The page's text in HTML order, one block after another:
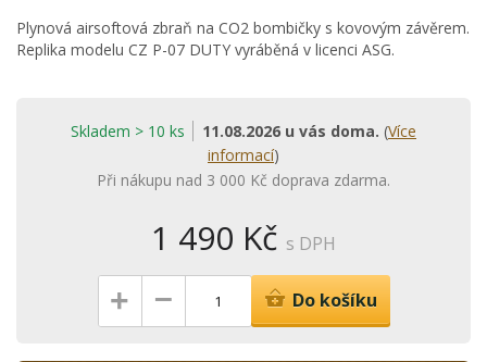
Plynová airsoftová zbraň na CO2 bombičky s kovovým závěrem.
Replika modelu CZ P-07 DUTY vyráběná v licenci ASG.
Skladem > 10 ks 11.08.2026 u vás doma. (Více
informací)
Při nákupu nad 3 000 Kč doprava zdarma.
1 490 Kč s DPH
+ – Do košíku